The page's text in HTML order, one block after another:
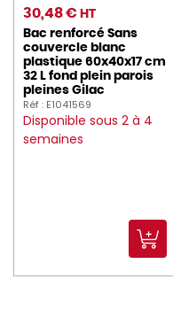
30,48 € HT
Bac renforcé Sans
couvercle blanc
plastique 60x40x17 cm
32 L fond plein parois
pleines Gilac
Réf : E1041569
Disponible sous 2 à 4
semaines